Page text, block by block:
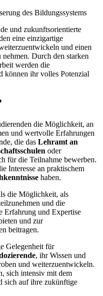
des Bildungssystems
und zukunftsorientierte
eine einzigartige
und einen
Durch den starken
werden die
können ihr volles Potenzial
die Möglichkeit, an
und wertvolle Erfahrungen
die das Lehramt an
oder
für die Teilnahme bewerben.
Interesse an praktischem
haben.
die Möglichkeit, als
und die
Erfahrung und Expertise
und zur
beitragen.
Gelegenheit für
, ihr Wissen und
und weiterzuentwickeln.
sich intensiv mit dem
sich auf ihre zukünftige